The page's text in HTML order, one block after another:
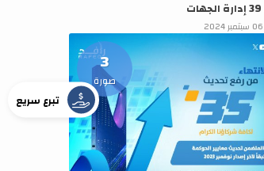
3
صورة
تبرع سريع